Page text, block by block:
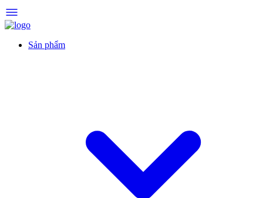
Sản phẩm